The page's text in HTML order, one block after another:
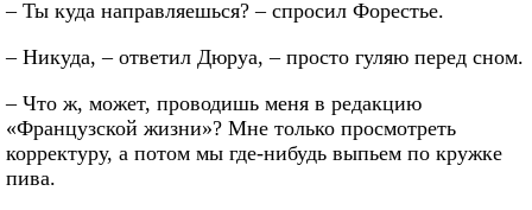
– Ты куда направляешься? – спросил Форестье.
– Никуда, – ответил Дюруа, – просто гуляю перед сном.
– Что ж, может, проводишь меня в редакцию
«Французской жизни»? Мне только просмотреть
корректуру, а потом мы где-нибудь выпьем по кружке
пива.